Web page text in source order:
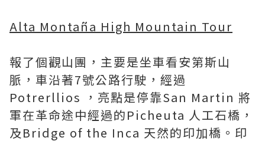
Alta Montaña High Mountain Tour
報了個觀山團，主要是坐車看安第斯山
脈，車沿著7號公路行駛，經過
Potrerllios ，亮點是停靠San Martin 將
軍在革命途中經過的Picheuta 人工石橋，
及Bridge of the Inca 天然的印加橋。印